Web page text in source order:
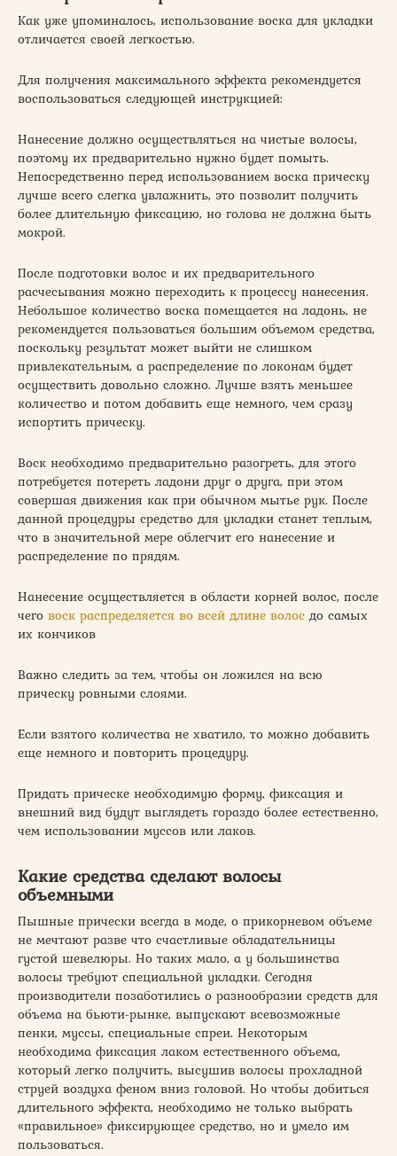
Как уже упоминалось, использование воска для укладки
отличается своей легкостью.
Для получения максимального эффекта рекомендуется
воспользоваться следующей инструкцией:
Нанесение должно осуществляться на чистые волосы,
поэтому их предварительно нужно будет помыть.
Непосредственно перед использованием воска прическу
лучше всего слегка увлажнить, это позволит получить
более длительную фиксацию, но голова не должна быть
мокрой.
После подготовки волос и их предварительного
расчесывания можно переходить к процессу нанесения.
Небольшое количество воска помещается на ладонь, не
рекомендуется пользоваться большим объемом средства,
поскольку результат может выйти не слишком
привлекательным, а распределение по локонам будет
осуществить довольно сложно. Лучше взять меньшее
количество и потом добавить еще немного, чем сразу
испортить прическу.
Воск необходимо предварительно разогреть, для этого
потребуется потереть ладони друг о друга, при этом
совершая движения как при обычном мытье рук. После
данной процедуры средство для укладки станет теплым,
что в значительной мере облегчит его нанесение и
распределение по прядям.
Нанесение осуществляется в области корней волос, после
чего воск распределяется во всей длине волос до самых
их кончиков
Важно следить за тем, чтобы он ложился на всю
прическу ровными слоями.
Если взятого количества не хватило, то можно добавить
еще немного и повторить процедуру.
Придать прическе необходимую форму, фиксация и
внешний вид будут выглядеть гораздо более естественно,
чем использовании муссов или лаков.
Какие средства сделают волосы
объемными
Пышные прически всегда в моде, о прикорневом объеме
не мечтают разве что счастливые обладательницы
густой шевелюры. Но таких мало, а у большинства
волосы требуют специальной укладки. Сегодня
производители позаботились о разнообразии средств для
объема на бьюти-рынке, выпускают всевозможные
пенки, муссы, специальные спреи. Некоторым
необходима фиксация лаком естественного объема,
который легко получить, высушив волосы прохладной
струей воздуха феном вниз головой. Но чтобы добиться
длительного эффекта, необходимо не только выбрать
«правильное» фиксирующее средство, но и умело им
пользоваться.